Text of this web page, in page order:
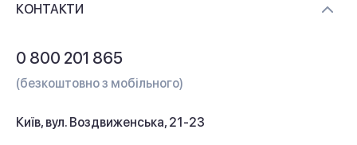
Контакти
КОНТАКТИ
0 800 201 865
(безкоштовно з мобільного)
Київ, вул. Воздвиженська, 21-23